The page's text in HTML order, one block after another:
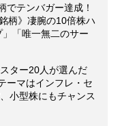
テンバガー達成！
柄》凄腕の10倍株ハ
「唯一無二のサー
ター20人が選んだ
ーマはインフレ・セ
小型株にもチャンス